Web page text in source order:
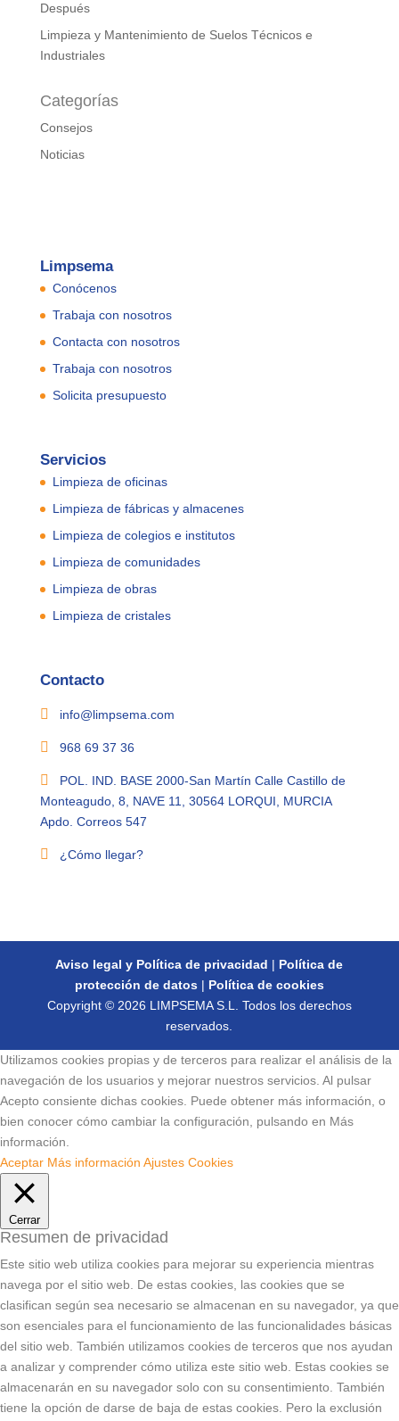
Después
Limpieza y Mantenimiento de Suelos Técnicos e
Industriales
Categorías
Consejos
Noticias
Limpsema
Conócenos
Trabaja con nosotros
Contacta con nosotros
Trabaja con nosotros
Solicita presupuesto
Servicios
Limpieza de oficinas
Limpieza de fábricas y almacenes
Limpieza de colegios e institutos
Limpieza de comunidades
Limpieza de obras
Limpieza de cristales
Contacto
 info@limpsema.com
 968 69 37 36

POL. IND. BASE 2000-San Martín Calle Castillo de
Monteagudo, 8, NAVE 11, 30564 LORQUI, MURCIA
Apdo. Correos 547
 ¿Cómo llegar?
Aviso legal y Política de privacidad | Política de
protección de datos| Política de cookies
Copyright © 2026 LIMPSEMA S.L. Todos los derechos
reservados.
Utilizamos cookies propias y de terceros para realizar el análisis de la
navegación de los usuarios y mejorar nuestros servicios. Al pulsar
Acepto consiente dichas cookies. Puede obtener más información, o
bien conocer cómo cambiar la configuración, pulsando en Más
información.
Aceptar Más información Ajustes Cookies
Cerrar
Resumen de privacidad
Este sitio web utiliza cookies para mejorar su experiencia mientras
navega por el sitio web. De estas cookies, las cookies que se
clasifican según sea necesario se almacenan en su navegador, ya que
son esenciales para el funcionamiento de las funcionalidades básicas
del sitio web. También utilizamos cookies de terceros que nos ayudan
a analizar y comprender cómo utiliza este sitio web. Estas cookies se
almacenarán en su navegador solo con su consentimiento. También
tiene la opción de darse de baja de estas cookies. Pero la exclusión